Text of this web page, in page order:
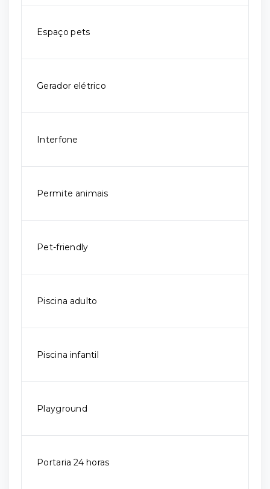
Espaço pets
Gerador elétrico
Interfone
Permite animais
Pet-friendly
Piscina adulto
Piscina infantil
Playground
Portaria 24 horas